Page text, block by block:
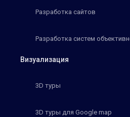
Разработка сайтов
Разработка систем
Визуализация
3D туры
3D туры для Google map